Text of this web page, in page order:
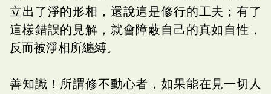
立出了淨的形相，還說這是修行的工夫；有了
這樣錯誤的見解，就會障蔽自己的真如自性，
反而被淨相所纏縛。
善知識！所謂修不動心者，如果能在見一切人